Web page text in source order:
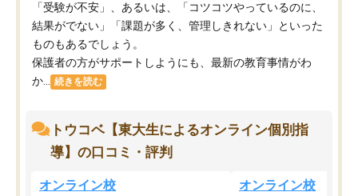
「受験が不安」、あるいは、「コツコツやっているのに、
結果がでない」「課題が多く、管理しきれない」といった
ものもあるでしょう。
保護者の方がサポートしようにも、最新の教育事情がわ
か...
続きを読む
トウコベ【東大生によるオンライン個別指
導】の口コミ・評判
オンライン校 オンライン校